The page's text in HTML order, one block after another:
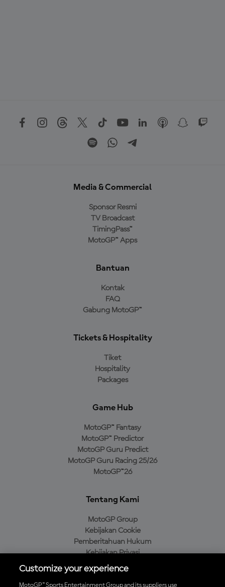
Media & Commercial
Sponsor Resmi
TV Broadcast
TimingPass™
MotoGP™ Apps
Bantuan
Kontak
FAQ
Gabung MotoGP™
Tickets & Hospitality
Tiket
Hospitality
Packages
Game Hub
MotoGP™ Fantasy
MotoGP™ Predictor
MotoGP Guru Predict
MotoGP Guru Racing 25/26
MotoGP™26
Tentang Kami
MotoGP Group
Kebijakan Cookie
Pemberitahuan Hukum
Kebijakan Privasi
Kebijakan Pembelian
Customize your experience
MotoGP™ Sports Entertainment Group and its suppliers use